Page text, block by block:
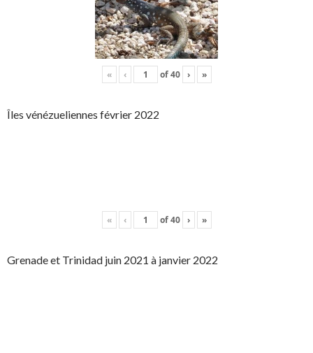
« ‹ of40 › »
Îles vénézueliennes février 2022
« ‹ of40 › »
Grenade et Trinidad juin 2021 à janvier 2022